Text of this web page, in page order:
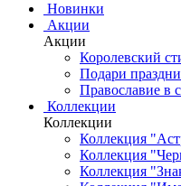
Новинки
Акции
Акции
Королевский
Подари
Православие в
Коллекции
Коллекции
Коллекция
Коллекция
Коллекция